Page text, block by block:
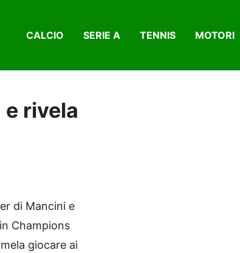
CALCIO SERIE A TENNIS MOTORI
rivela
di Mancini e
Champions
giocare ai